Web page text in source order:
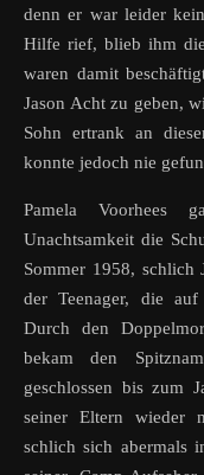
denn er war leider
Hilfe rief, blieb ihm
waren damit
Jason Acht zu geben,
Sohn ertrank an
konnte jedoch nie
Pamela Voorhees
Unachtsamkeit die
Sommer 1958, schlich
der Teenager, die auf
Durch den
bekam den
geschlossen bis zum
seiner Eltern wieder
schlich sich abermals